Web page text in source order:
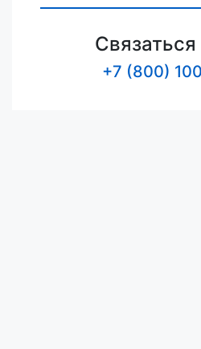
+7 (800)